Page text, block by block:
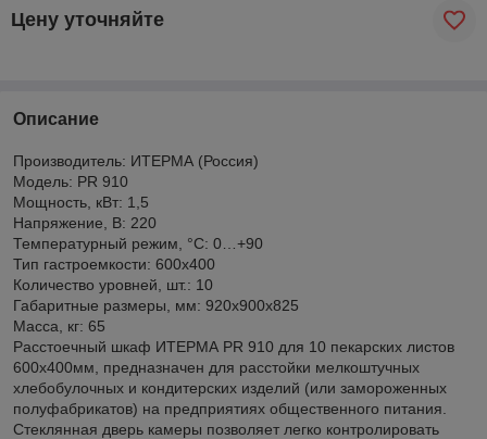
Цену уточняйте
Описание
Производитель: ИТЕРМА (Россия)
Модель: PR 910
Мощность, кВт: 1,5
Напряжение, В: 220
Температурный режим, °C: 0…+90
Тип гастроемкости: 600х400
Количество уровней, шт.: 10
Габаритные размеры, мм: 920х900х825
Масса, кг: 65
Расстоечный шкаф ИТЕРМА PR 910 для 10 пекарских листов
600x400мм, предназначен для расстойки мелкоштучных
хлебобулочных и кондитерских изделий (или замороженных
полуфабрикатов) на предприятиях общественного питания.
Стеклянная дверь камеры позволяет легко контролировать